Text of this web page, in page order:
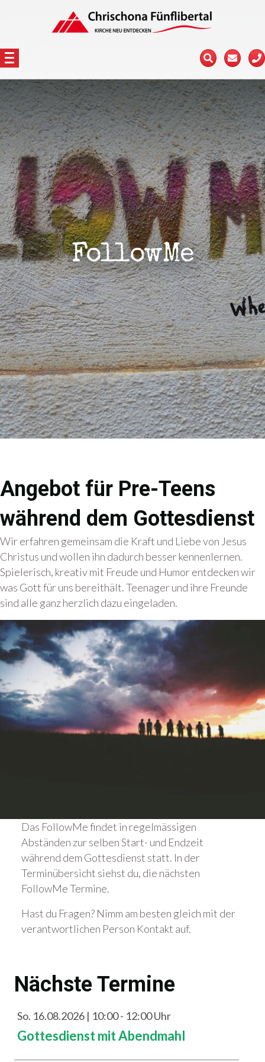
FollowMe
Angebot für Pre-Teens
während dem Gottesdienst
Wir erfahren gemeinsam die Kraft und Liebe von Jesus
Christus und wollen ihn dadurch besser kennenlernen.
Spielerisch, kreativ mit Freude und Humor entdecken wir
was Gott für uns bereithält. Teenager und ihre Freunde
sind alle ganz herzlich dazu eingeladen.
Das FollowMe findet in regelmässigen
Abständen zur selben Start- und Endzeit
während dem Gottesdienst statt. In der
Terminübersicht siehst du, die nächsten
FollowMe Termine.
Hast du Fragen? Nimm am besten gleich mit der
verantwortlichen Person Kontakt auf.
Nächste Termine
So. 16.08.2026 | 10:00 - 12:00 Uhr
Gottesdienst mit Abendmahl